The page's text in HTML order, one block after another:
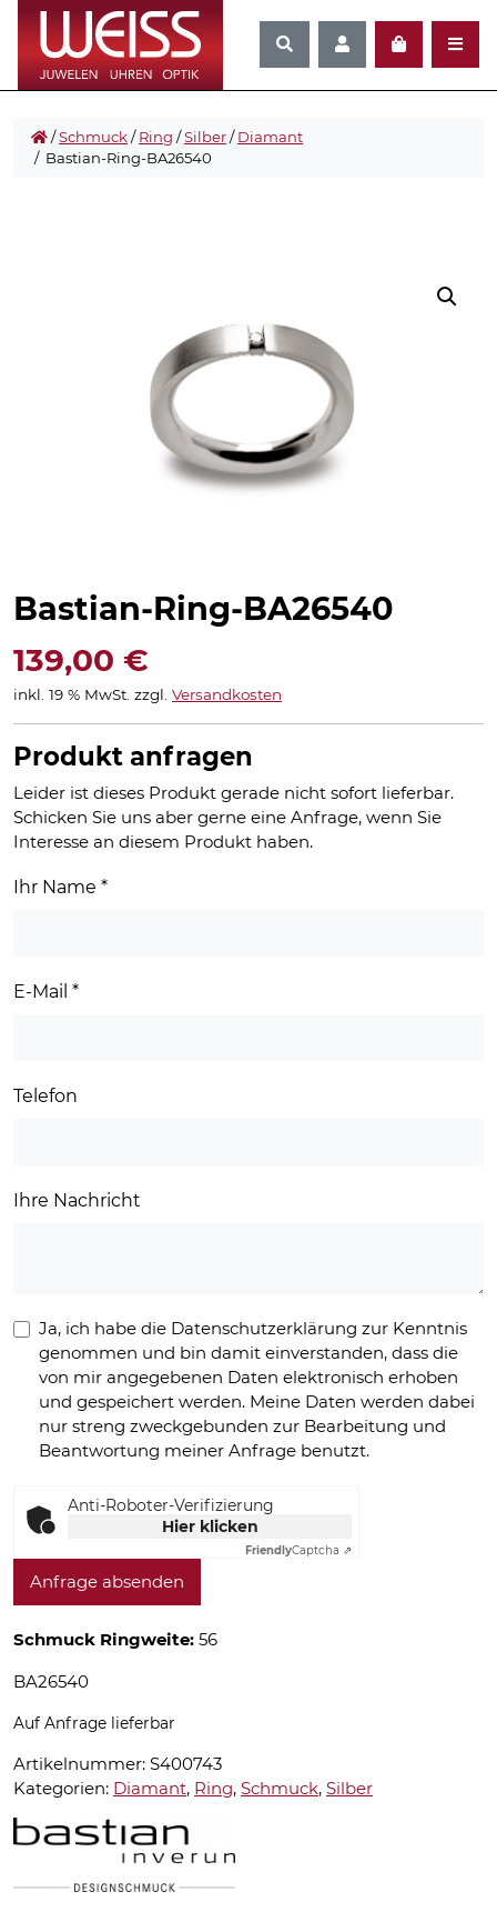
/Schmuck/Ring /Silber/Diamant
/ Bastian-Ring-BA26540
Bastian-Ring-BA26540
139,00 €
inkl. 19 % MwSt. zzgl. Versandkosten
Produkt anfragen
Leider ist dieses Produkt gerade nicht sofort lieferbar.
Schicken Sie uns aber gerne eine Anfrage, wenn Sie
Interesse an diesem Produkt haben.
Ihr Name *
E-Mail *
Telefon
Ihre Nachricht
Ja, ich habe die Datenschutzerklärung zur Kenntnis
genommen und bin damit einverstanden, dass die
von mir angegebenen Daten elektronisch erhoben
und gespeichert werden. Meine Daten werden dabei
nur streng zweckgebunden zur Bearbeitung und
Beantwortung meiner Anfrage benutzt.
Anti-Roboter-Verifizierung
Hier klicken
FriendlyCaptcha ⇗
Anfrage absenden
Schmuck Ringweite: 56
BA26540
Auf Anfrage lieferbar
Artikelnummer: S400743
Kategorien: Diamant, Ring, Schmuck, Silber